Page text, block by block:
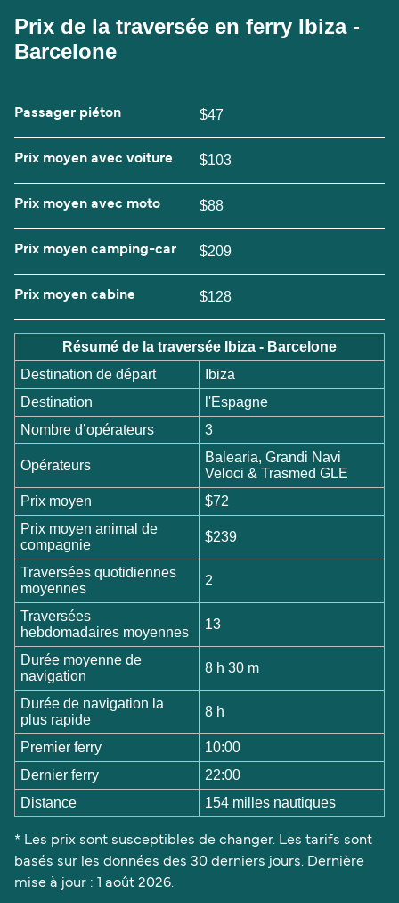
Prix de la traversée en ferry Ibiza -
Barcelone
Passager piéton $47
Prix moyen avec voiture $103
Prix moyen avec moto $88
Prix moyen camping-car $209
Prix moyen cabine $128
Résumé de la traversée Ibiza - Barcelone
Destination de départ
Ibiza
Destination
l'Espagne
Nombre d’opérateurs
3
Opérateurs
Balearia, Grandi Navi
Veloci & Trasmed GLE
Prix moyen
$72
Prix moyen animal de
compagnie
$239
Traversées quotidiennes
moyennes
2
Traversées
hebdomadaires moyennes
13
Durée moyenne de
navigation
8 h 30 m
Durée de navigation la
plus rapide
8 h
Premier ferry
10:00
Dernier ferry
22:00
Distance
154 milles nautiques
* Les prix sont susceptibles de changer. Les tarifs sont
basés sur les données des 30 derniers jours. Dernière
mise à jour : 1 août 2026.